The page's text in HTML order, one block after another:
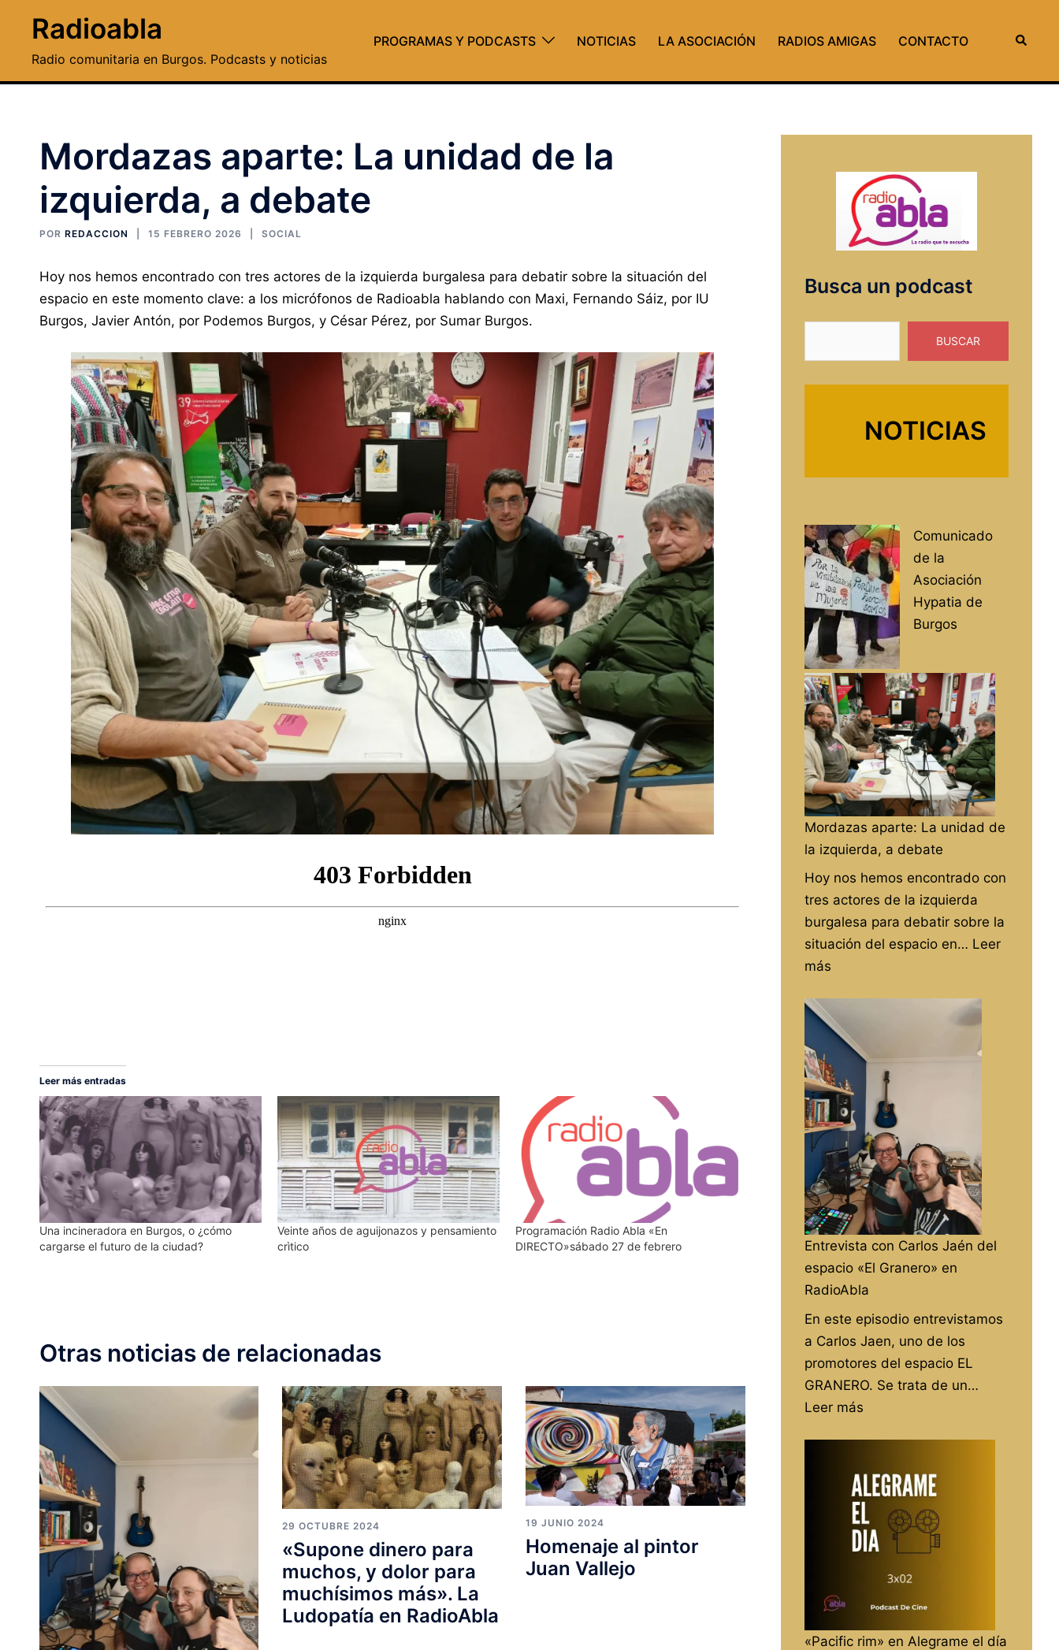
contenido
Radioabla
Radio comunitaria en Burgos. Podcasts y noticias
PROGRAMAS Y PODCASTS NOTICIAS LA ASOCIACIÓN RADIOS AMIGAS CONTACTO Buscar
Mordazas aparte: La unidad de la
izquierda, a debate
POR REDACCION 15 FEBRERO 2026 SOCIAL
Hoy nos hemos encontrado con tres actores de la izquierda burgalesa para debatir sobre la situación del
espacio en este momento clave: a los micrófonos de Radioabla hablando con Maxi, Fernando Sáiz, por IU
Burgos, Javier Antón, por Podemos Burgos, y César Pérez, por Sumar Burgos.
Leer más entradas
Una incineradora en Burgos, o ¿cómo
cargarse el futuro de la ciudad?
Veinte años de aguijonazos y pensamiento
crìtico
Programación Radio Abla «En
DIRECTO»sábado 27 de febrero
Otras noticias de relacionadas
29 OCTUBRE 2024
«Supone dinero para
muchos, y dolor para
muchísimos más». La
Ludopatía en RadioAbla
19 JUNIO 2024
Homenaje al pintor
Juan Vallejo
Busca un podcast
BUSCAR
NOTICIAS
Comunicado
de la
Asociación
Hypatia de
Burgos
Mordazas aparte: La unidad de
la izquierda, a debate
Hoy nos hemos encontrado con
tres actores de la izquierda
burgalesa para debatir sobre la
situación del espacio en… Leer
más:
La
unidad
de
la
izquierda,
debate
Entrevista con Carlos Jaén del
espacio «El Granero» en
RadioAbla
En este episodio entrevistamos
a Carlos Jaen, uno de los
promotores del espacio EL
GRANERO. Se trata de un…
Leer más:
Carlos
Jaén
del
espacio
Granero»
en
RadioAbla
«Pacific rim» en Alegrame el día